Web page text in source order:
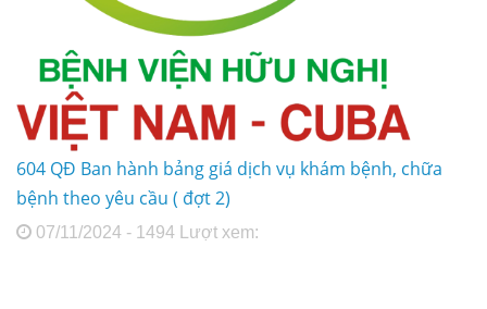
604 QĐ Ban hành bảng giá dịch vụ khám bệnh, chữa
bệnh theo yêu cầu ( đợt 2)
07/11/2024 - 1494 Lượt xem: